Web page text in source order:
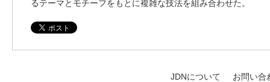
るテーマとモチーフをもとに複雑な技法を組み合わせた。
JDNについて お問い合